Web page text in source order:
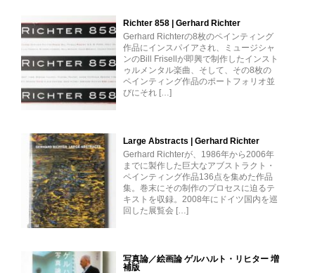
Richter 858 | Gerhard Richter
Gerhard Richterの8枚のペインティング
作品にインスパイアされ、ミュージシャ
ンのBill Frisellが即興で制作したインスト
ゥルメンタル楽曲、そして、その8枚の
ペインティング作品のポートフォリオ並
びにそれ […]
Large Abstracts | Gerhard Richter
Gerhard Richterが、1986年から2006年
までに製作した巨大なアブストラクト・
ペインティング作品136点を集めた作品
集。巻末にその制作のプロセスに迫るテ
キストを収録。2008年にドイツ国内を巡
回した展覧会 […]
写真論／絵画論 ゲルハルト・リヒター 増
補版